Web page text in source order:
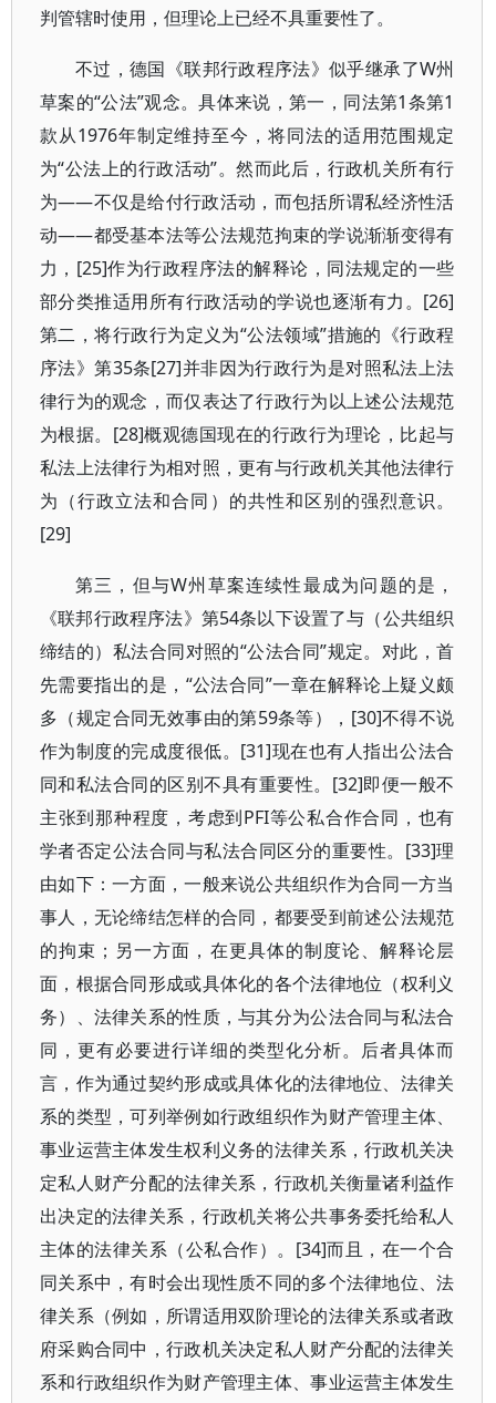
判管辖时使用，但理论上已经不具重要性了。
不过，德国《联邦行政程序法》似乎继承了W州
草案的“公法”观念。具体来说，第一，同法第1条第1
款从1976年制定维持至今，将同法的适用范围规定
为“公法上的行政活动”。然而此后，行政机关所有行
为——不仅是给付行政活动，而包括所谓私经济性活
动——都受基本法等公法规范拘束的学说渐渐变得有
力，[25]作为行政程序法的解释论，同法规定的一些
部分类推适用所有行政活动的学说也逐渐有力。[26]
第二，将行政行为定义为“公法领域”措施的《行政程
序法》第35条[27]并非因为行政行为是对照私法上法
律行为的观念，而仅表达了行政行为以上述公法规范
为根据。[28]概观德国现在的行政行为理论，比起与
私法上法律行为相对照，更有与行政机关其他法律行
为（行政立法和合同）的共性和区别的强烈意识。
[29]
第三，但与W州草案连续性最成为问题的是，
《联邦行政程序法》第54条以下设置了与（公共组织
缔结的）私法合同对照的“公法合同”规定。对此，首
先需要指出的是，“公法合同”一章在解释论上疑义颇
多（规定合同无效事由的第59条等），[30]不得不说
作为制度的完成度很低。[31]现在也有人指出公法合
同和私法合同的区别不具有重要性。[32]即便一般不
主张到那种程度，考虑到PFI等公私合作合同，也有
学者否定公法合同与私法合同区分的重要性。[33]理
由如下：一方面，一般来说公共组织作为合同一方当
事人，无论缔结怎样的合同，都要受到前述公法规范
的拘束；另一方面，在更具体的制度论、解释论层
面，根据合同形成或具体化的各个法律地位（权利义
务）、法律关系的性质，与其分为公法合同与私法合
同，更有必要进行详细的类型化分析。后者具体而
言，作为通过契约形成或具体化的法律地位、法律关
系的类型，可列举例如行政组织作为财产管理主体、
事业运营主体发生权利义务的法律关系，行政机关决
定私人财产分配的法律关系，行政机关衡量诸利益作
出决定的法律关系，行政机关将公共事务委托给私人
主体的法律关系（公私合作）。[34]而且，在一个合
同关系中，有时会出现性质不同的多个法律地位、法
律关系（例如，所谓适用双阶理论的法律关系或者政
府采购合同中，行政机关决定私人财产分配的法律关
系和行政组织作为财产管理主体、事业运营主体发生